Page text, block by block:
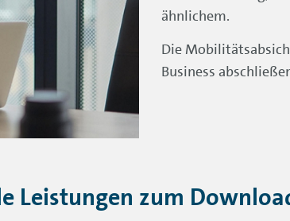
ähnlichem.
Die
Business
Leistungen zum